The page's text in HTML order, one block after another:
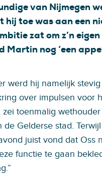
van Nijmegen
hij toe was aan een
zat om z’n
Martin nog ‘een
werd hij namelijk
over impulsen voor
zei toenmalig
de Gelderse stad.
juist vond dat Oss
functie te gaan